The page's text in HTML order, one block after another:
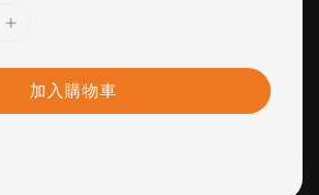
加入購物車